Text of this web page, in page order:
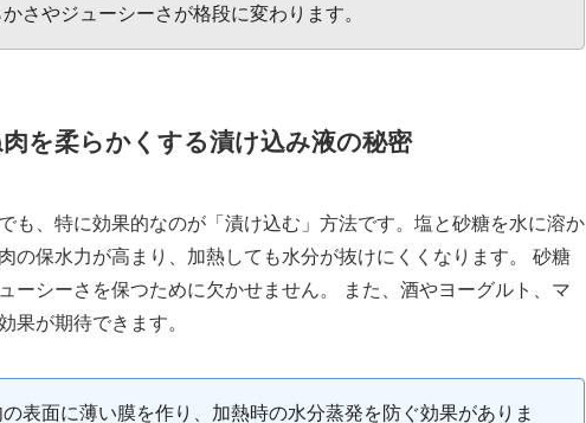
さやジューシーさが格段に変わります。
を柔らかくする漬け込み液の秘密
も、特に効果的なのが「漬け込む」方法です。塩と砂糖を水に溶か
の保水力が高まり、加熱しても水分が抜けにくくなります。 砂糖
ーシーさを保つために欠かせません。 また、酒やヨーグルト、マ
果が期待できます。
表面に薄い膜を作り、加熱時の水分蒸発を防ぐ効果がありま